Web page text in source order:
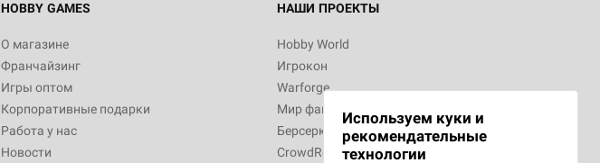
HOBBY GAMES
О магазине
Франчайзинг
Игры оптом
Корпоративные подарки
Работа у нас
Новости
НАШИ ПРОЕКТЫ
Hobby World
Игрокон
Warforge
Мир фантастики
Берсерк
CrowdRepublic
Используем куки и
рекомендательные
технологии
Настольная игра Hobby World Берсерк.
3 490